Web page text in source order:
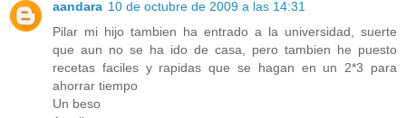
aandara 10 de octubre de 2009 a las 14:31
Pilar mi hijo tambien ha entrado a la universidad, suerte
que aun no se ha ido de casa, pero tambien he puesto
recetas faciles y rapidas que se hagan en un 2*3 para
ahorrar tiempo
Un beso